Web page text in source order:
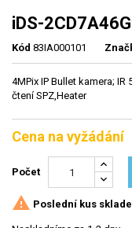
iDS-
Kód 83IA000101
4MPix IP Bullet kamera; IR
čtení SPZ,Heater
Cena na vyžádání
Počet
 Poslední kus